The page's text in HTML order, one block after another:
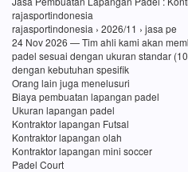
rajasportindonesia
rajasportindonesia › 2026/11 › jasa pe
24 Nov 2026 — Tim ahli kami akan
padel sesuai dengan ukuran standar
dengan kebutuhan spesifik
Orang lain juga menelusuri
Biaya pembuatan lapangan padel
Ukuran lapangan padel
Kontraktor lapangan Futsal
Kontraktor lapangan olah
Kontraktor lapangan mini soccer
Padel Court